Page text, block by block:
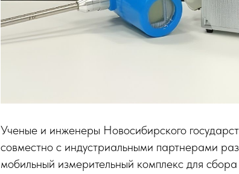
Ученые и инженеры Новосибирского
совместно с индустриальными партнерами
мобильный измерительный комплекс для